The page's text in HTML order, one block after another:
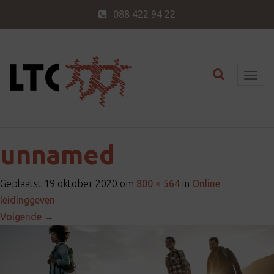
088 422 94 22
T
a
Toggle
unnamed
Geplaatst 19 oktober 2020 om 800 × 564 in Online
leidinggeven
Volgende →